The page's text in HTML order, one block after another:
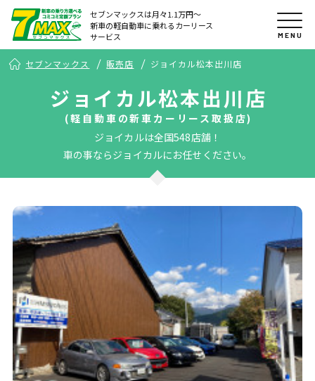
セブンマックスは月々1.1万円〜
新車の軽自動車に乗れるカーリース
サービス
MENU
セブンマックス 販売店 ジョイカル松本出川店
ジョイカル松本出川店
(軽自動車の新車カーリース取扱店)
ジョイカルは全国548店舗！
車の事ならジョイカルにお任せください。